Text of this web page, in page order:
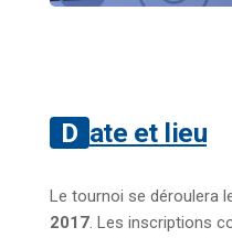
Date et lieu
Le tournoi se déroulera
2017. Les inscriptions